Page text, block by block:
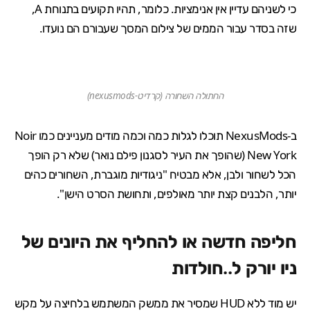
כי לשניהם עדיין אין אנימציות. כלומר, תהיו תקועים בתנוחת A,
שזה בסדר עבור הממים של צילום המסך שעבורם הם נועדו.
החתולה השחורה (קרדיט-nexusmods)
ב-NexusMods תוכלו לגלות כמה וכמה מודים מעניינים כמו
Noir
New York(שהופך את העיר לסגנון פילם נואר) שלא רק הופך
הכל לשחור ולבן, אלא מבטיח "ניגודיות מוגברת, השחורים כהים
יותר, הלבנים קצת יותר מאולפים, ותחושת הסרט הישן".
חליפה חדשה או להחליף את היונים של
ניו יורק ל..חולדות
יש מוד ללא HUD שמסיר את ממשק המשתמש בלחיצה על מקש